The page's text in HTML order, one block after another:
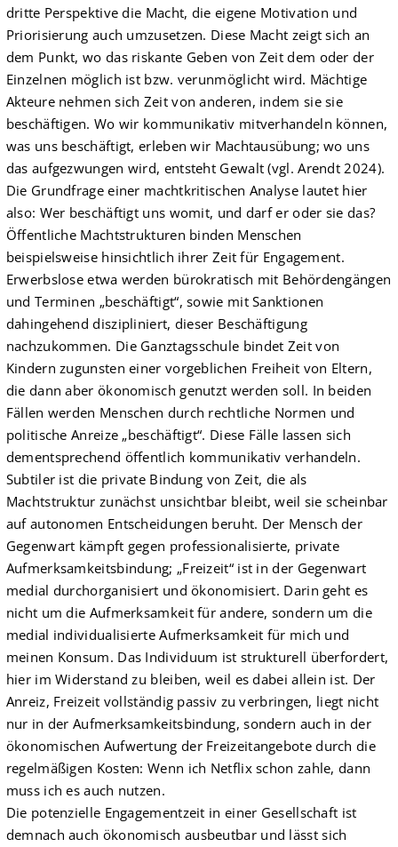
dritte Perspektive die Macht, die eigene Motivation und
Priorisierung auch umzusetzen. Diese Macht zeigt sich an
dem Punkt, wo das riskante Geben von Zeit dem oder der
Einzelnen möglich ist bzw. verunmöglicht wird. Mächtige
Akteure nehmen sich Zeit von anderen, indem sie sie
beschäftigen. Wo wir kommunikativ mitverhandeln können,
was uns beschäftigt, erleben wir Machtausübung; wo uns
das aufgezwungen wird, entsteht Gewalt (vgl. Arendt 2024).
Die Grundfrage einer machtkritischen Analyse lautet hier
also: Wer beschäftigt uns womit, und darf er oder sie das?
Öffentliche Machtstrukturen binden Menschen
beispielsweise hinsichtlich ihrer Zeit für Engagement.
Erwerbslose etwa werden bürokratisch mit Behördengängen
und Terminen „beschäftigt“, sowie mit Sanktionen
dahingehend diszipliniert, dieser Beschäftigung
nachzukommen. Die Ganztagsschule bindet Zeit von
Kindern zugunsten einer vorgeblichen Freiheit von Eltern,
die dann aber ökonomisch genutzt werden soll. In beiden
Fällen werden Menschen durch rechtliche Normen und
politische Anreize „beschäftigt“. Diese Fälle lassen sich
dementsprechend öffentlich kommunikativ verhandeln.
Subtiler ist die private Bindung von Zeit, die als
Machtstruktur zunächst unsichtbar bleibt, weil sie scheinbar
auf autonomen Entscheidungen beruht. Der Mensch der
Gegenwart kämpft gegen professionalisierte, private
Aufmerksamkeitsbindung; „Freizeit“ ist in der Gegenwart
medial durchorganisiert und ökonomisiert. Darin geht es
nicht um die Aufmerksamkeit für andere, sondern um die
medial individualisierte Aufmerksamkeit für mich und
meinen Konsum. Das Individuum ist strukturell überfordert,
hier im Widerstand zu bleiben, weil es dabei allein ist. Der
Anreiz, Freizeit vollständig passiv zu verbringen, liegt nicht
nur in der Aufmerksamkeitsbindung, sondern auch in der
ökonomischen Aufwertung der Freizeit­angebote durch die
regelmäßigen Kosten: Wenn ich Net­flix schon zahle, dann
muss ich es auch nutzen.
Die potenzielle Engagementzeit in einer Gesellschaft ist
demnach auch ökonomisch ausbeutbar und lässt sich